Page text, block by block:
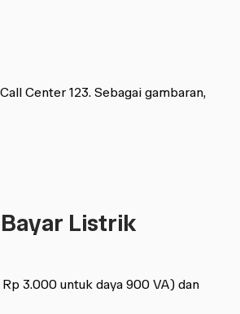
Center 123. Sebagai gambaran,
Listrik
3.000 untuk daya 900 VA) dan